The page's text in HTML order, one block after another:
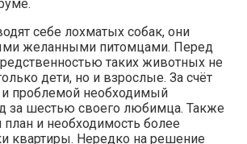
себе лохматых собак, они
желанными питомцами. Перед
таких животных не
дети, но и взрослые. За счёт
и проблемой необходимый
за шестью своего любимца. Также
план и необходимость более
квартиры. Нередко на решение